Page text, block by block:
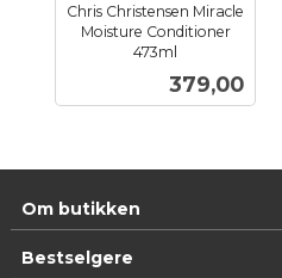
Chris Christensen Miracle
Moisture Conditioner
473ml
Pris
379,00
Om butikken
Bestselgere